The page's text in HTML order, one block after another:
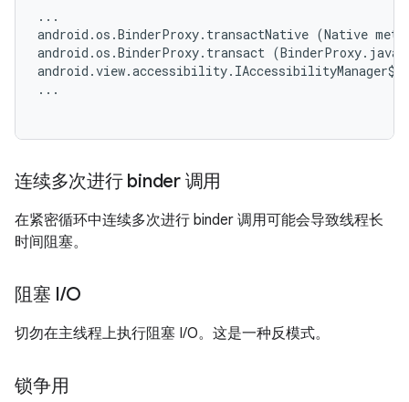
...
android.os.BinderProxy.transactNative (Native
android.os.BinderProxy.transact
...
连续多次进行 binder 调用
在紧密循环中连续多次进行 binder 调用可能会导致线程长
时间阻塞。
阻塞 I/O
切勿在主线程上执行阻塞 I/O。这是一种反模式。
锁争用